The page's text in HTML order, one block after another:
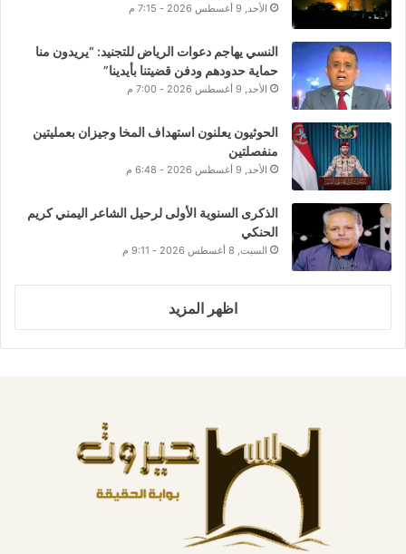
الأحد, 9 أغسطس 2026 - 7:15 م
النسي يهاجم دعوات الرياض للتجنيد: “يريدون منا
حماية حدودهم ودفن قضيتنا بأيدينا”
الأحد, 9 أغسطس 2026 - 7:00 م
الحوثيون يعلنون استهداف المخا وجيزان بعمليتين
منفصلتين
الأحد, 9 أغسطس 2026 - 6:48 م
الذكرى السنوية الأولى لرحيل الشاعر اليمني كريم
الحنكي
السبت, 8 أغسطس 2026 - 9:11 م
اظهر المزيد